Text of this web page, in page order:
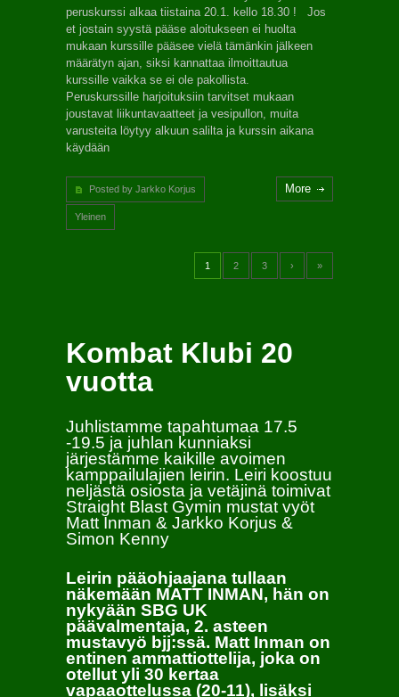
peruskurssi alkaa tiistaina 20.1. kello 18.30 ! Jos
et jostain syystä pääse aloitukseen ei huolta
mukaan kurssille pääsee vielä tämänkin jälkeen
määrätyn ajan, siksi kannattaa ilmoittautua
kurssille vaikka se ei ole pakollista.
Peruskurssille harjoituksiin tarvitset mukaan
joustavat liikuntavaatteet ja vesipullon, muita
varusteita löytyy alkuun salilta ja kurssin aikana
käydään
Posted by Jarkko Korjus
Yleinen
More
1 2 3 › »
Kombat Klubi 20
vuotta
Juhlistamme tapahtumaa 17.5
-19.5 ja juhlan kunniaksi
järjestämme kaikille avoimen
kamppailulajien leirin. Leiri koostuu
neljästä osiosta ja vetäjinä toimivat
Straight Blast Gymin mustat vyöt
Matt Inman & Jarkko Korjus &
Simon Kenny
Leirin pääohjaajana tullaan
näkemään MATT INMAN, hän on
nykyään SBG UK
päävalmentaja, 2. asteen
mustavyö bjj:ssä. Matt Inman on
entinen ammattiottelija, joka on
otellut yli 30 kertaa
vapaaottelussa (20-11), lisäksi